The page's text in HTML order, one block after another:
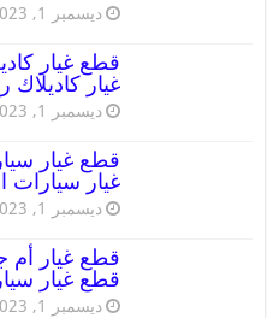
ديسمبر 1, 2023
غيار
ديسمبر 1, 2023
غيار سيارات
ديسمبر 1, 2023
قطع غيار
ديسمبر 1, 2023